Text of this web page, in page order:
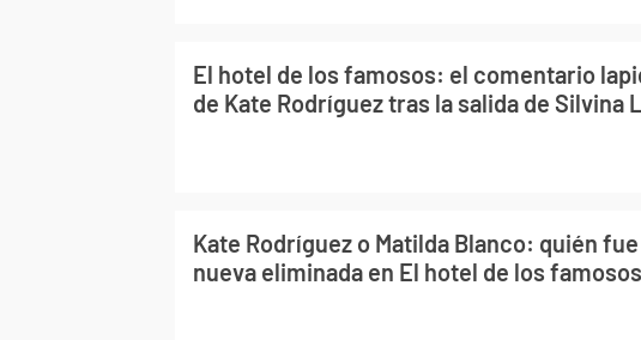
El hotel de los famosos: el comentario
de Kate Rodríguez tras la salida de Silvina
Kate Rodríguez o Matilda Blanco: quién
nueva eliminada en El hotel de los famosos